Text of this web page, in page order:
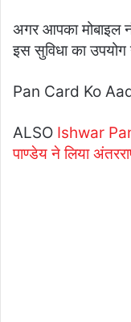
अगर आपका मोबाइल
इस सुविधा का उपयोग
Pan Card Ko
ALSO Ishwar
पाण्डेय ने लिया